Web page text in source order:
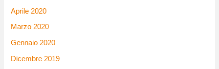
Aprile 2020
Marzo 2020
Gennaio 2020
Dicembre 2019